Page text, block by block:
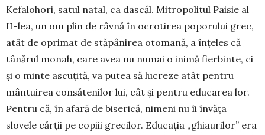
Kefalohori, satul natal, ca dascăl. Mitropolitul Pai­sie al
II-lea, un om plin de râvnă în ocrotirea popo­ru­lui grec,
atât de oprimat de stăpânirea otomană, a înțeles că
tânărul monah, care avea nu numai o inimă fierbinte, ci
și o minte ascuțită, va putea să lucreze atât pentru
mântuirea consătenilor lui, cât și pentru educarea lor.
Pentru că, în afară de bise­rică, nimeni nu îi învăța
slovele cărții pe copiii grecilor. Educația „ghiaurilor” era